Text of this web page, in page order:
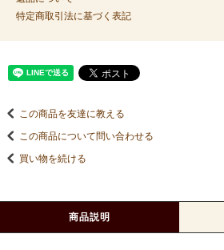
特定商取引法に基づく表記
この商品を友達に教える
この商品について問い合わせる
買い物を続ける
商品説明